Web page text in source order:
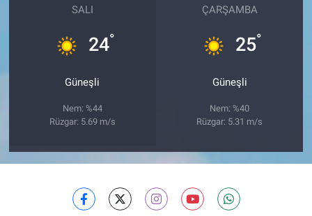
SALI
24°
Güneşli
Nem: %44
Rüzgar: 5.69 m/s
ÇARŞAMBA
25°
Güneşli
Nem: %40
Rüzgar: 5.31 m/s